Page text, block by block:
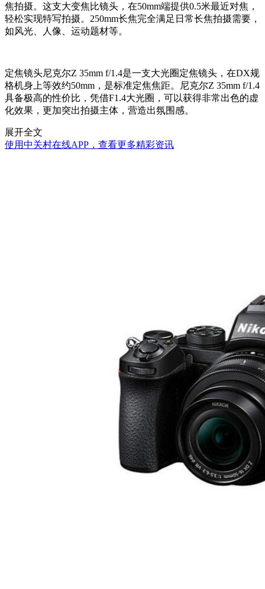
焦拍摄。这支大变焦比镜头，在50mm端提供0.5米最近对焦，
轻松实现特写拍摄。250mm长焦完全满足日常长焦拍摄需要，
如风光、人像、运动题材等。
定焦镜头尼克尔Z 35mm f/1.4是一支大光圈定焦镜头，在DX规
格机身上等效约50mm，是标准定焦焦距。尼克尔Z 35mm f/1.4
具备极高的性价比，凭借F1.4大光圈，可以获得非常出色的虚
化效果，更加突出拍摄主体，营造出氛围感。
展开全文
使用中关村在线APP，查看更多精彩资讯